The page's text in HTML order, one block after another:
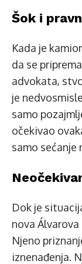
Šok i
Kada je
da se
advokata,
je
samo
očekivao
samo sećanje
Dok je
nova Álvarova
Njeno
iznenađenja.